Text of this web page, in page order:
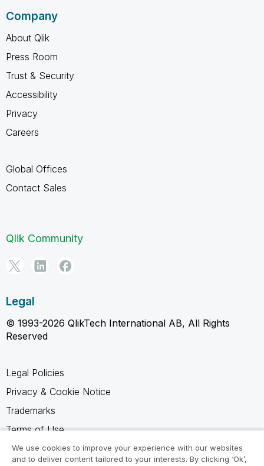
Company
About Qlik
Press Room
Trust & Security
Accessibility
Privacy
Careers
Global Offices
Contact Sales
Qlik Community
Legal
© 1993-2026 QlikTech International AB, All Rights
Reserved
Legal Policies
Privacy & Cookie Notice
Trademarks
Terms of Use
Legal Agreements
We use cookies to improve your experience with our websites
and to deliver content tailored to your interests. By clicking ‘Ok’,